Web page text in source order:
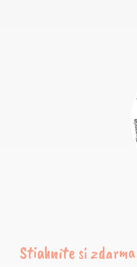
Stiahnite si